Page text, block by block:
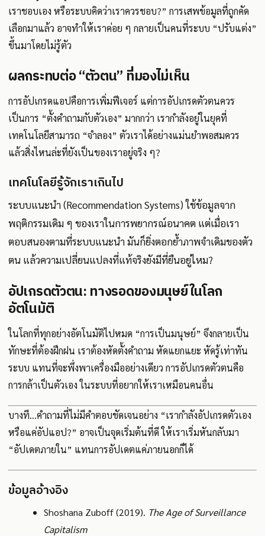
เราชอบเอง หรือระบบคิดว่าเราควรชอบ?” การเสพข้อมูลที่ถูกคัด
เลือกมาแล้ว อาจทำให้เราค่อย ๆ กลายเป็นคนที่ระบบ “ปรับแต่ง”
ขึ้นมาโดยไม่รู้ตัว
ผลกระทบต่อ “ตัวตน” ที่มองไม่เห็น
การอัปเกรดแอปคือการเพิ่มฟีเจอร์ แต่การอัปเกรดตัวตนควร
เป็นการ “ตั้งคำถามกับตัวเอง” มากกว่า เรากำลังอยู่ในยุคที่
เทคโนโลยีสามารถ “จำลอง” ตัวเราได้อย่างแม่นยำพอสมควร
แล้วสิ่งไหนล่ะที่ยังเป็นของเราอยู่จริง ๆ?
เทคโนโลยีรู้จักเราเกินไป
ระบบแนะนำ (Recommendation Systems) ใช้ข้อมูลจาก
พฤติกรรมเดิม ๆ ของเราในการพยากรณ์อนาคต แต่เมื่อเรา
ตอบสนองตามที่ระบบแนะนำ มันก็ยิ่งตอกย้ำภาพจำเดิมของตัว
ตน แล้วความเปลี่ยนแปลงที่แท้จริงยังมีที่ยืนอยู่ไหม?
อัปเกรดตัวตน: ทางรอดของมนุษย์ในโลก
อัตโนมัติ
ในโลกที่ทุกอย่างอัตโนมัติไปหมด “การเป็นมนุษย์” จึงกลายเป็น
ทักษะที่ต้องฝึกฝน เราต้องหัดตั้งคำถาม หัดแยกแยะ หัดรู้เท่าทัน
ระบบ แทนที่จะพึ่งพาเครื่องมืออย่างเดียว การอัปเกรดตัวตนคือ
การกล้าเป็นตัวเอง ในระบบที่อยากให้เราเหมือนคนอื่น
บางที…คำถามที่ไม่มีคำตอบชัดเจนอย่าง “เรากำลังอัปเกรดตัวเอง
หรือแค่อัปแอป?” อาจเป็นจุดเริ่มต้นที่ดี ให้เราเริ่มหันกลับมา
“อัปเดตภายใน” แทนการอัปเดตแค่ภายนอกก็ได้
ข้อมูลอ้างอิง
Shoshana Zuboff (2019). The Age of Surveillance
Capitalism